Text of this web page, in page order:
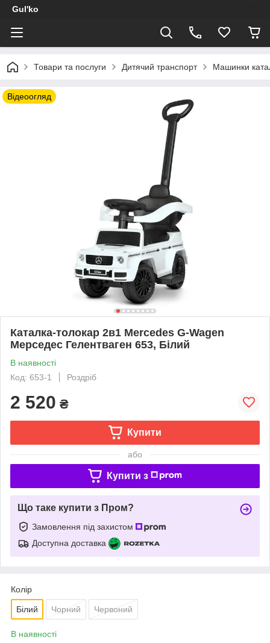
Gul'ko
Товари та послуги Дитячий транспорт Машинки
Відеоогляд
Каталка-толокар 2в1 Mercedes G-Wagen
Мерседес Гелентваген 653, Білий
В наявності
Код: 653-1
Роздріб
2 520 ₴
Купити
або
Купити з
Що таке купити з Пром?
Замовлення під захистом
Доступна доставка
Колір
Білий Чорний Червоний
В наявності